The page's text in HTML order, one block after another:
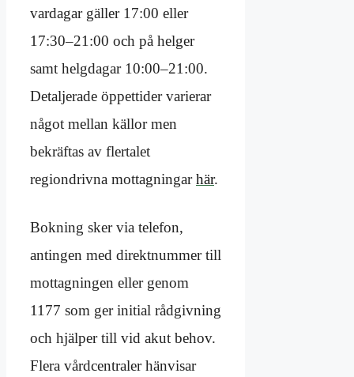
vardagar gäller 17:00 eller
17:30–21:00 och på helger
samt helgdagar 10:00–21:00.
Detaljerade öppettider varierar
något mellan källor men
bekräftas av flertalet
regiondrivna mottagningarhär.
Bokning sker via telefon,
antingen med direktnummer till
mottagningen eller genom
1177 som ger initial rådgivning
och hjälper till vid akut behov.
Flera vårdcentraler hänvisar